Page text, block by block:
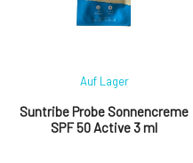
erfrischt und beruhigt. Das
antioxidative V
Suntribe Probe Sonnencreme
SPF 50 Active 3 ml
Auf Lager